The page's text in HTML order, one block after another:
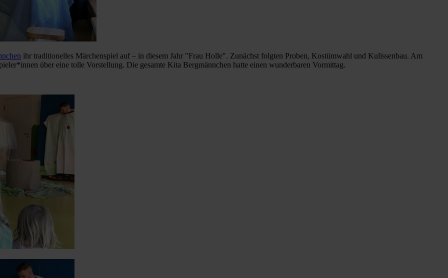
ihr traditionelles Märchenspiel auf – in diesem Jahr "Frau Holle". Zunächst folgten Proben, Kostümwahl und Kulissenbau. Am
über eine tolle Vorstellung. Die gesamte Kita Bergmännchen hatte einen wunderbaren Vormittag.